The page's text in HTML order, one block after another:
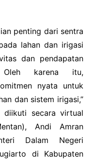
penting dari sentra
lahan dan irigasi
dan pendapatan
karena itu,
nyata untuk
dan sistem irigasi,”
diikuti secara virtual
Andi Amran
Dalam Negeri
di Kabupaten